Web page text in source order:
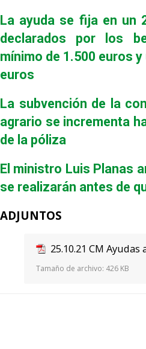
La ayuda se fija en un
declarados por los
mínimo de 1.500 euros
euros
La subvención de la
agrario se incrementa
de la póliza
El ministro Luis Planas
se realizarán antes de
ADJUNTOS
25.10.21 CM
Tamaño de archivo: 426 KB